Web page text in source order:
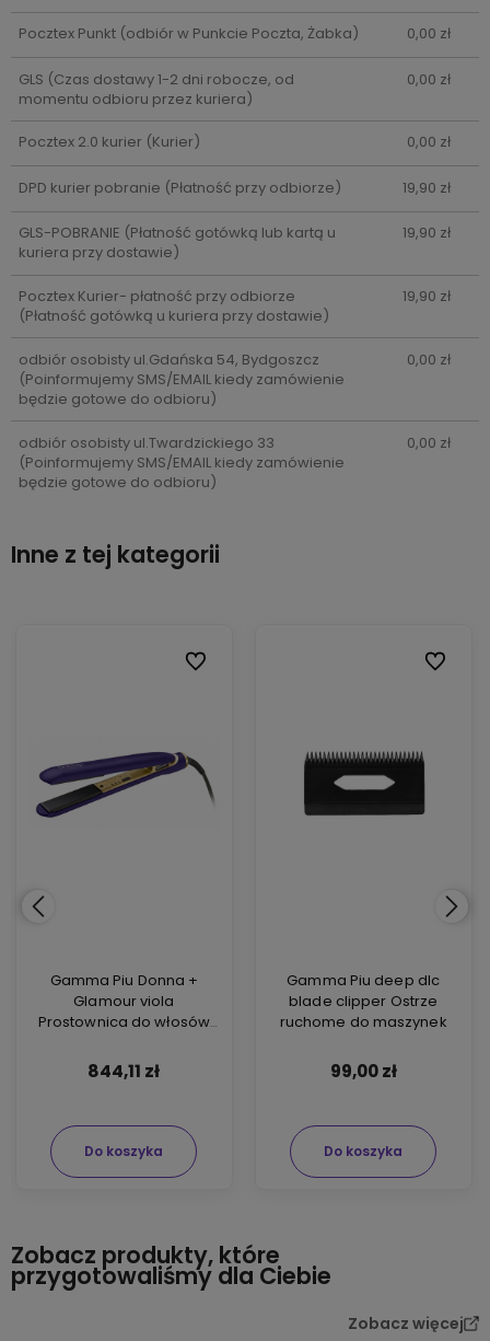
Pocztex Punkt (odbiór w Punkcie Poczta, Żabka) 0,00 zł
GLS (Czas dostawy 1-2 dni robocze, od
momentu odbioru przez kuriera)
0,00 zł
Pocztex 2.0 kurier (Kurier) 0,00 zł
DPD kurier pobranie (Płatność przy odbiorze) 19,90 zł
GLS-POBRANIE (Płatność gotówką lub kartą u
kuriera przy dostawie)
19,90 zł
Pocztex Kurier- płatność przy odbiorze
(Płatność gotówką u kuriera przy dostawie)
19,90 zł
odbiór osobisty ul.Gdańska 54, Bydgoszcz
(Poinformujemy SMS/EMAIL kiedy zamówienie
będzie gotowe do odbioru)
0,00 zł
odbiór osobisty ul.Twardzickiego 33
(Poinformujemy SMS/EMAIL kiedy zamówienie
będzie gotowe do odbioru)
0,00 zł
Inne z tej kategorii
Gamma Piu Donna +
Glamour viola
Prostownica do włosów
844,11 zł
Do koszyka
Do ulubionych
Do ulubionych
Gamma Piu deep dlc
blade clipper Ostrze
ruchome do maszynek
99,00 zł
Do koszyka
Do
Do
Zobacz produkty, które
przygotowaliśmy dla Ciebie
Zobacz więcej